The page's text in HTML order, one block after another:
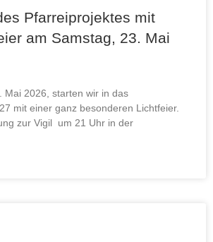
Pfarreiprojektes mit
am Samstag, 23. Mai
Mai 2026, starten wir in das
mit einer ganz besonderen Lichtfeier.
zur Vigil um 21 Uhr in der